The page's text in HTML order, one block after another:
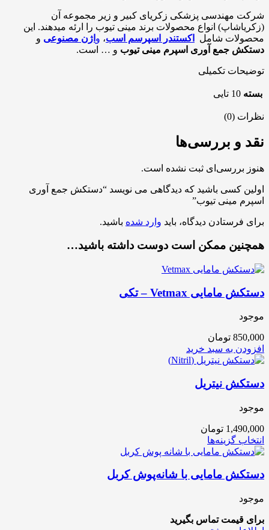
شرکت مهندسی پزشکی زکریای کبیر و زیر مجموعه آن
(زکریاشاپ) انواع محصولات برند مینی تیوب را ارئه میدهند. این
محصولات شامل
اکستندر اسپرسم اسب، و اژن مصنوعی و
دستکش جمع آوری اسپرم مینی تیوب و … است.
توضیحات تکمیلی
بسته 10 تایی
نظرات (0)
نقد و بررسی‌ها
هنوز بررسی‌ای ثبت نشده است.
اولین کسی باشید که دیدگاهی می نویسد “دستکش جمع آوری
اسپرم مینی تیوب”
برای فرستادن دیدگاه، باید وارد شده باشید.
همچنین ممکن است دوست داشته باشید…
دستکش مامایی Vetmax – تکی
موجود
850,000 تومان
افزودن به سبد خرید
دستکش نیتریل
موجود
1,490,000 تومان
انتخاب گزینه‌ها
دستکش مامایی با شانه‌پوش کربل
موجود
برای قیمت تماس بگیرید